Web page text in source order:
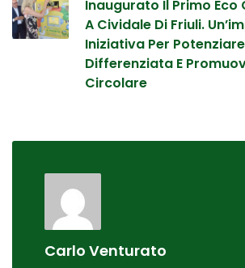
Inaugurato Il Primo
A Cividale Di Friuli.
Iniziativa Per
Differenziata E
Circolare
Carlo Venturato